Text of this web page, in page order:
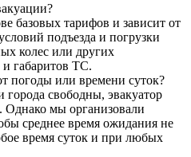
базовых тарифов и зависит от
подъезда и погрузки
колес или других
габаритов ТС.
погоды или времени суток?
свободны, эвакуатор
Однако мы организовали
среднее время ожидания не
время суток и при любых